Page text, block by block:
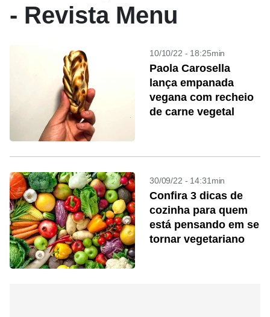
- Revista Menu
10/10/22 - 18:25min
Paola Carosella
lança empanada
vegana com recheio
de carne vegetal
30/09/22 - 14:31min
Confira 3 dicas de
cozinha para quem
está pensando em se
tornar vegetariano